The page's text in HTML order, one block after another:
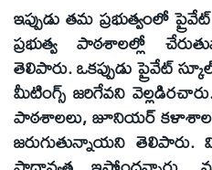
ఇప్పుడు తమ ప్రభుత్వంలో
ప్రభుత్వ పాఠశాలల్లో
తెలిపారు. ఒకప్పుడు ప్రైవేట్‌
మీటింగ్స్‌ జరిగేవని
పాఠశాలలు, జూనియర్‌
జరుగుతున్నాయని తెలిపారు.